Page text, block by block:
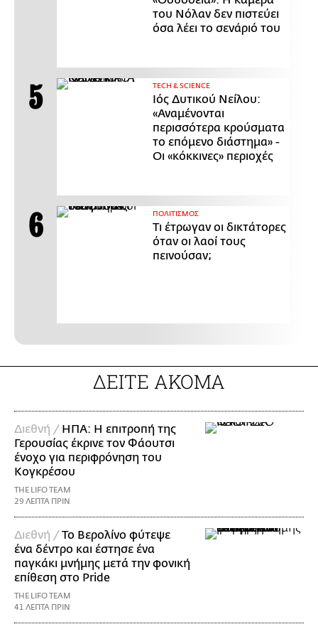
του Νόλαν δεν πιστεύει
όσα λέει το σενάριό του
ΤECH & SCIENCE
Ιός Δυτικού Νείλου:
«Αναμένονται
περισσότερα κρούσματα
το επόμενο διάστημα» -
Οι «κόκκινες» περιοχές
ΠΟΛΙΤΙΣΜΟΣ
Τι έτρωγαν οι δικτάτορες
όταν οι λαοί τους
πεινούσαν;
ΔΕΙΤΕ ΑΚΟΜΑ
Διεθνή / ΗΠΑ: Η επιτροπή της
Γερουσίας έκρινε τον Φάουτσι
ένοχο για περιφρόνηση του
Κογκρέσου
THE LIFO TEAM
29 ΛΕΠΤΑ ΠΡΙΝ
Διεθνή /Το Βερολίνο φύτεψε
ένα δέντρο και έστησε ένα
παγκάκι μνήμης μετά την φονική
επίθεση στο Pride
THE LIFO TEAM
41 ΛΕΠΤΑ ΠΡΙΝ